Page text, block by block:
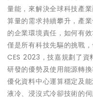
量能，來解決全球科技產
算量的需求持續攀升，產
的企業環境責任，如何有
僅是所有科技先驅的挑戰
CES 2023，技嘉規劃了資
研發的優勢及使用能源轉
優化資料中心運算穩定及
液冷、浸沒式冷卻技術的伺